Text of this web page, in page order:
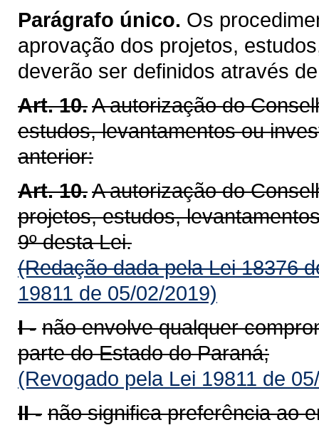
Parágrafo único. Os
aprovação dos projetos,
deverão ser definidos através
Art. 10.A autorização do
estudos, levantamentos ou
anterior:
Art. 10.A autorização do
projetos, estudos,
9º desta Lei.
(Redação dada pela Lei 18376
19811 de 05/02/2019)
I - não envolve qualquer
parte do Estado do Paraná;
(Revogado pela Lei 19811 de
II - não significa preferência ao